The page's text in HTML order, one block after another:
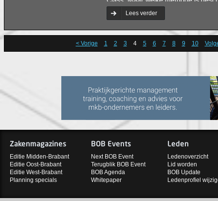
organisatie? En hoe maak je je
wat zijn de bottlenecks en wat
uiteindelijk op? Gespreksleider en
Bert Damen vraagt het de zeven
Debat.
Lees verder
< Vorige 1 2 3 4 5 6 7 8 9 10
Zakenmagazines
Editie Midden-Brabant
Editie Oost-Brabant
Editie West-Brabant
Planning specials
BOB Events
Next BOB Event
Terugblik BOB Event
BOB Agenda
Whitepaper
Leden
Ledenoverzicht
Lid worden
BOB Update
Ledenprofiel